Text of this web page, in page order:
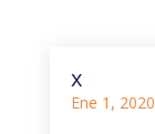
x
Ene 1, 2020